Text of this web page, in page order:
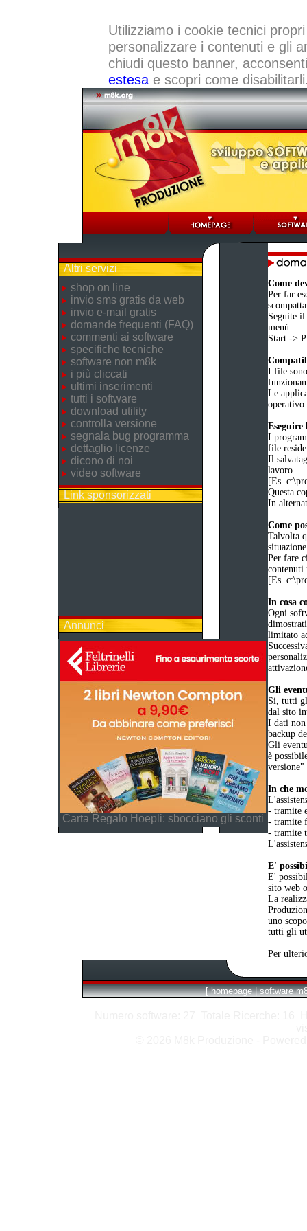
Utilizziamo i cookie tecnici
personalizzare i contenuti e gli
chiudi questo banner,
estesae scopri come
Altri servizi
shop on line
invio sms gratis da web
invio e-mail gratis
domande frequenti (FAQ)
commenti ai software
specifiche tecniche
software non m8k
i più cliccati
ultimi inserimenti
tutti i software
download utility
controlla versione
segnala bug programma
dettaglio licenze
dicono di noi
video software
Link sponsorizzati
Annunci
Carta Regalo Hoepli: sbocciano gli sconti
Come
Per far
Seguite
menù:
Start ->
I file
Le
operativo
I
file
Il
lavoro.
[Es.
Questa
In
Come
Talvolta
Per fare
contenuti
[Es.
In cosa
Ogni
limitato
Gli
Si, tutti
dal sito
I dati
backup
Gli
è
versione"
In che
- tramite
- tramite
- tramite
E'
E'
sito web
La
uno
tutti gli
Per
[ homepage | software